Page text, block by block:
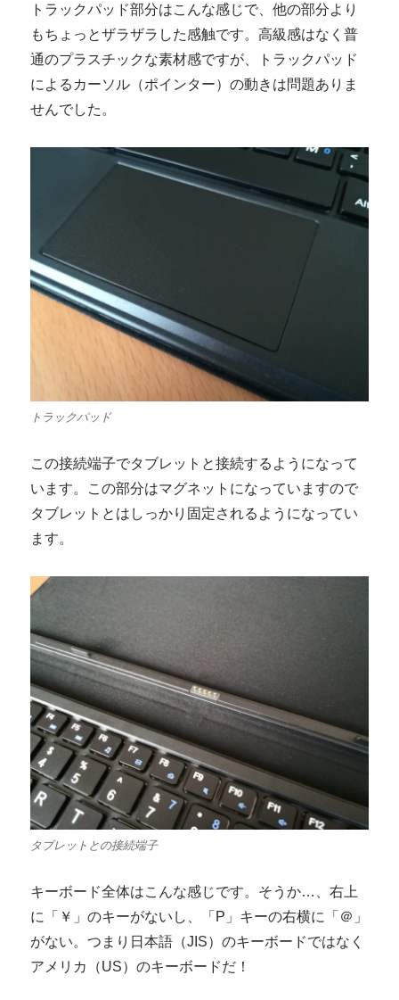
トラックパッド部分はこんな感じで、他の部分より
もちょっとザラザラした感触です。高級感はなく普
通のプラスチックな素材感ですが、トラックパッド
によるカーソル（ポインター）の動きは問題ありま
せんでした。
トラックパッド
この接続端子でタブレットと接続するようになって
います。この部分はマグネットになっていますので
タブレットとはしっかり固定されるようになってい
ます。
タブレットとの接続端子
キーボード全体はこんな感じです。そうか…、右上
に「￥」のキーがないし、「P」キーの右横に「＠」
がない。つまり日本語（JIS）のキーボードではなく
アメリカ（US）のキーボードだ！